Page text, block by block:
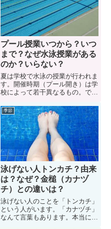
意見を聞いてみました。また泳げ
ない女子に対する男子の心理（本
音）についても紹介します。
プール授業いつから？いつ
まで？なぜ水泳授業がある
のか？いらない？
夏は学校で水泳の授業が行われま
す。開催時期（プール開き）は学
校によって若干異なるもの。では
業は開催されるのか？ここでは学
校のプール授業の開催期間につい
て解説します。また、なぜ水泳授
業があるのか？中には水泳の授業
はいらないと考える人もいる。そ
の理由についても紹介します。
季節
泳げない人トンカチ？由来
は？なぜ？金槌（カナヅ
チ）との違いは？
泳げない人のことを「トンカチ」
という人がいます。「カナヅチ」
なんて言葉もあります。本当に泳